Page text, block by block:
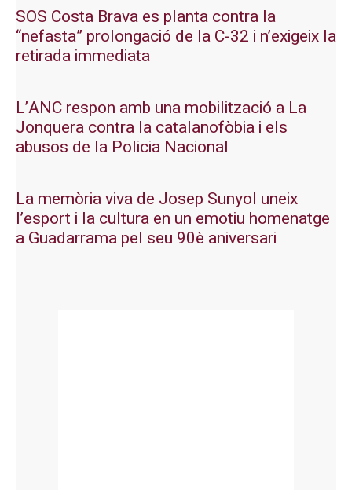
SOS Costa Brava es planta contra la
“nefasta” prolongació de la C-32 i n’exigeix la
retirada immediata
L’ANC respon amb una mobilització a La
Jonquera contra la catalanofòbia i els
abusos de la Policia Nacional
La memòria viva de Josep Sunyol uneix
l’esport i la cultura en un emotiu homenatge
a Guadarrama pel seu 90è aniversari